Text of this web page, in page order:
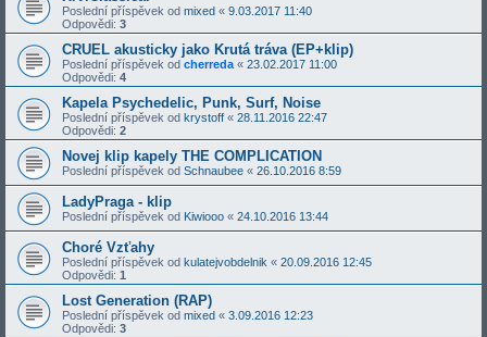
Poslední příspěvek od mixed « 9.03.2017 11:40
Odpovědi: 3
CRUEL akusticky jako Krutá tráva (EP+klip)
Poslední příspěvek od cherreda « 23.02.2017 11:00
Odpovědi: 4
Kapela Psychedelic, Punk, Surf, Noise
Poslední příspěvek od krystoff « 28.11.2016 22:47
Odpovědi: 2
Novej klip kapely THE COMPLICATION
Poslední příspěvek od Schnaubee « 26.10.2016 8:59
LadyPraga - klip
Poslední příspěvek od Kiwiooo « 24.10.2016 13:44
Choré Vzťahy
Poslední příspěvek od kulatejvobdelnik « 20.09.2016 12:45
Odpovědi: 1
Lost Generation (RAP)
Poslední příspěvek od mixed « 3.09.2016 12:23
Odpovědi: 3